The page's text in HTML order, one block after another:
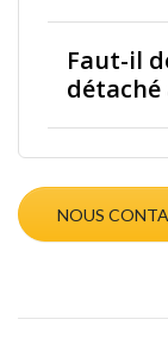
Faut-il
détaché
NOUS